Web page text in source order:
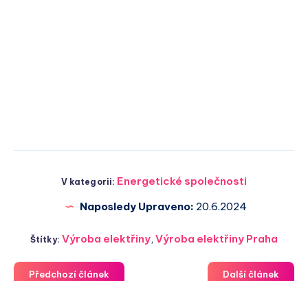
V kategorii: Energetické společnosti
Naposledy Upraveno: 20.6.2024
Štítky:Výroba elektřiny,Výroba elektřiny Praha
Předchozí článek Další článek